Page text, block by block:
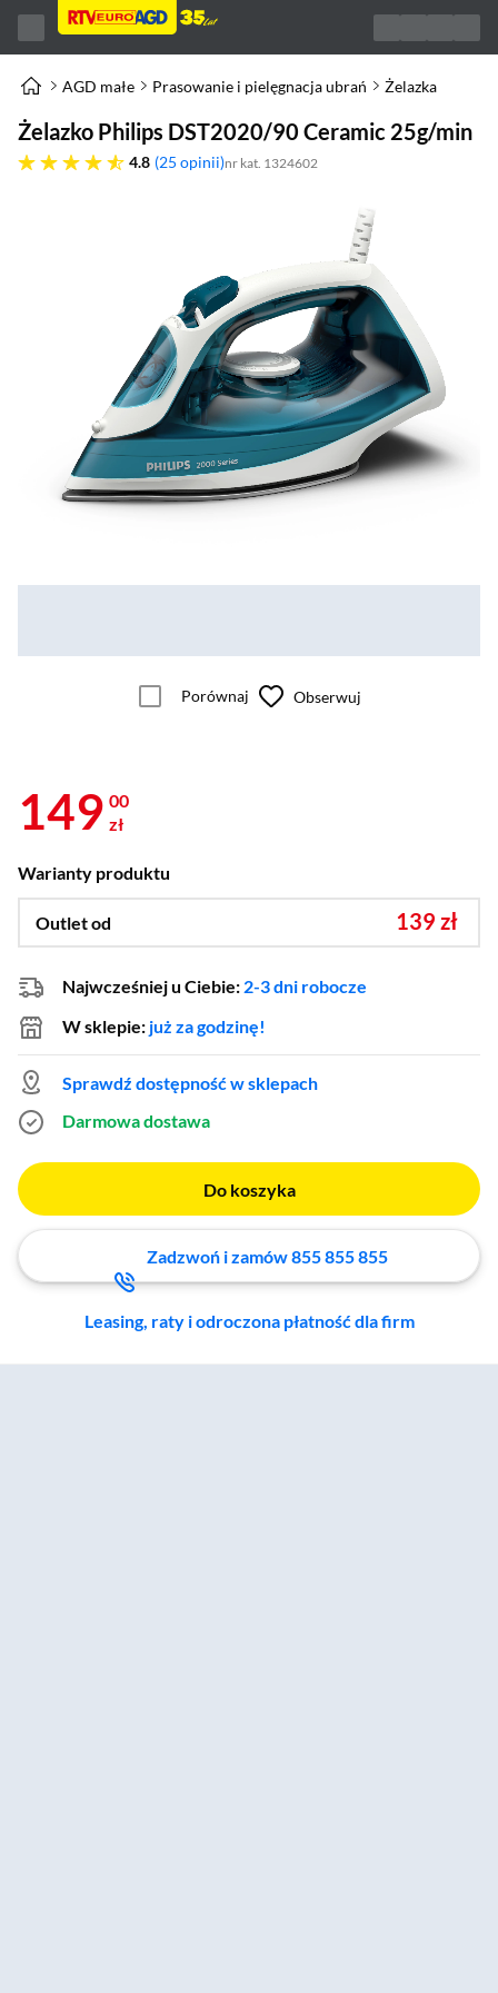
AGD małe Prasowanie i pielęgnacja ubrań Żelazka
Żelazko Philips DST2020/90 Ceramic 25g/min
4.8
4.8 gwiazdek 25 opinii nr kat. 1324602
Porównaj Obserwuj
149 00
zł
Warianty produktu
Outlet od 139 zł
Najwcześniej u Ciebie: 2-3 dni robocze
W sklepie: już za godzinę!
Sprawdź dostępność w sklepach
Darmowa dostawa
Do koszyka
Zadzwoń i zamów 855 855 855
Leasing, raty i odroczona płatność dla firm